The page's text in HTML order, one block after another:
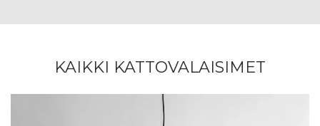
KAIKKI KATTOVALAISIMET